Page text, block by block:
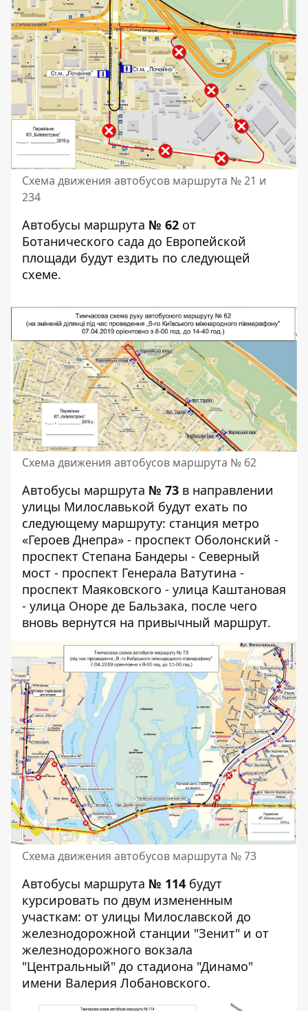
Схема движения автобусов маршрута № 21 и
234
Автобусы маршрута № 62 от
Ботанического сада до Европейской
площади будут ездить по следующей
схеме.
Схема движения автобусов маршрута № 62
Автобусы маршрута № 73 в направлении
улицы Милославькой будут ехать по
следующему маршруту: станция метро
«Героев Днепра» - проспект Оболонский -
проспект Степана Бандеры - Северный
мост - проспект Генерала Ватутина -
проспект Маяковского - улица Каштановая
- улица Оноре де Бальзака, после чего
вновь вернутся на привычный маршрут.
Схема движения автобусов маршрута № 73
Автобусы маршрута № 114 будут
курсировать по двум измененным
участкам: от улицы Милославской до
железнодорожной станции "Зенит" и от
железнодорожного вокзала
"Центральный" до стадиона "Динамо"
имени Валерия Лобановского.